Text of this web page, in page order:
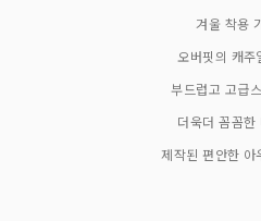
겨울 착용
오버핏의 캐주
부드럽고 고급
더욱더 꼼꼼한
제작된 편안한 아